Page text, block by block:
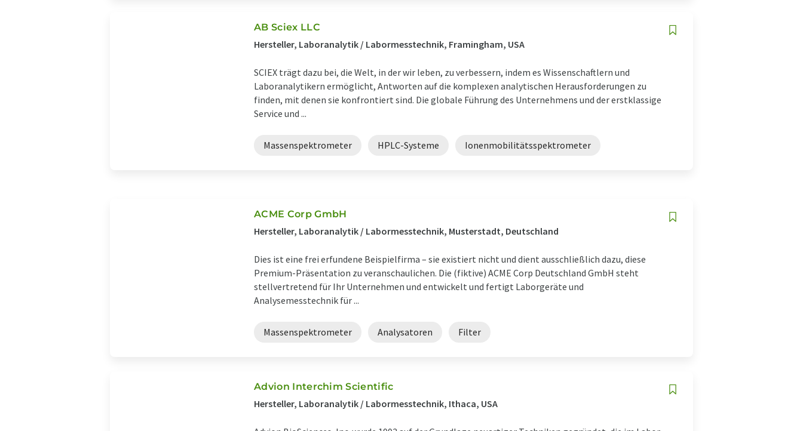
AB Sciex LLC
Hersteller, Laboranalytik / Labormesstechnik, Framingham, USA
SCIEX trägt dazu bei, die Welt, in der wir leben, zu verbessern, indem es Wissenschaftlern und
Laboranalytikern ermöglicht, Antworten auf die komplexen analytischen Herausforderungen zu
finden, mit denen sie konfrontiert sind. Die globale Führung des Unternehmens und der erstklassige
Service und ...
Massenspektrometer HPLC-Systeme Ionenmobilitätsspektrometer
ACME Corp GmbH
Hersteller, Laboranalytik / Labormesstechnik, Musterstadt, Deutschland
Dies ist eine frei erfundene Beispielfirma – sie existiert nicht und dient ausschließlich dazu, diese
Premium-Präsentation zu veranschaulichen. Die (fiktive) ACME Corp Deutschland GmbH steht
stellvertretend für Ihr Unternehmen und entwickelt und fertigt Laborgeräte und
Analysemesstechnik für ...
Massenspektrometer Analysatoren Filter
Advion Interchim Scientific
Hersteller, Laboranalytik / Labormesstechnik, Ithaca, USA